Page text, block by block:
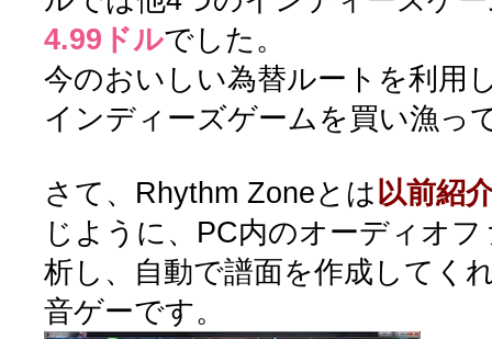
4.99ドルでした。
今のおいしい為替ルートを利用
インディーズゲームを買い漁っ
さて、Rhythm Zoneとは以前紹
じように、PC内のオーディオ
析し、自動で譜面を作成してく
音ゲーです。